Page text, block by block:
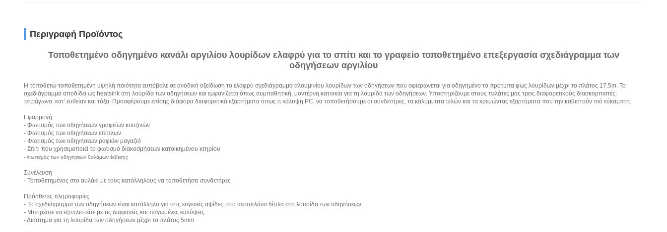
Περιγραφή Προϊόντος
Τοποθετημένο οδηγημένο κανάλι αργιλίου λουρίδων ελαφρύ για το σπίτι και το γραφείο τοποθετημένο επεξεργασία σχεδιάγραμμα των
οδηγήσεων αργιλίου
Η τοποθετώ-τοποθετημένη υψηλή ποιότητα ευπόβαλε σε ανοδική οξείδωση το ελαφρύ σχεδιάγραμμα αλουμινίου λουρίδων των οδηγήσεων που αφιερώνεται για οδηγημένο το πρότυπα φως λουρίδων μέχρι το πλάτος 17.5m. Το
σχεδιάγραμμα αποδίδει ως heatsink στη λουρίδα των οδηγήσεων και εμφανίζεται όπως συμπαθητική, μοντέρνη κατοικία για τη λουρίδα των οδηγήσεων. Υποστηρίζουμε στους πελάτες μας τρεις διαφορετικούς διασκορπιστές:
τετράγωνο, κατ' ευθείαν και τόξα. Προσφέρουμε επίσης διάφορα διαφορετικά εξαρτήματα όπως η κάλυψη PC, να τοποθετήσουμε οι συνδετήρες, τα καλύμματα τελών και τα κρεμώντας εξαρτήματα που την καθιστούν πιό εύκαμπτη.
Εφαρμογή
- Φωτισμός των οδηγήσεων γραφείων κουζινών
- Φωτισμός των οδηγήσεων επίπλων
- Φωτισμός των οδηγήσεων ραφιών μαγαζιό
- Σπίτι που χρησιμοποιεί το φωτισμό διακοσμήσεων κατοικημένου κτηρίου
- Φωτισμός των οδηγήσεων θαλάμων έκθεσης
Συνέλευση
- Τοποθετημένος στο αυλάκι με τους κατάλληλους να τοποθετήσει συνδετήρες
Πρόσθετες πληροφορίες
- Το σχεδιάγραμμα των οδηγήσεων είναι κατάλληλο για στις ευγενείς αψίδες, στο αεροπλάνο δίπλα στη λουρίδα των οδηγήσεων
- Μπορέστε να εξοπλιστείτε με τις διαφανείς και παγωμένες καλύψεις
- Διάστημα για τη λουρίδα των οδηγήσεων μέχρι το πλάτος 5mm